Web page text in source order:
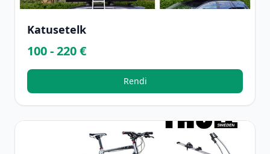
Katusetelk
100 - 220 €
Rendi